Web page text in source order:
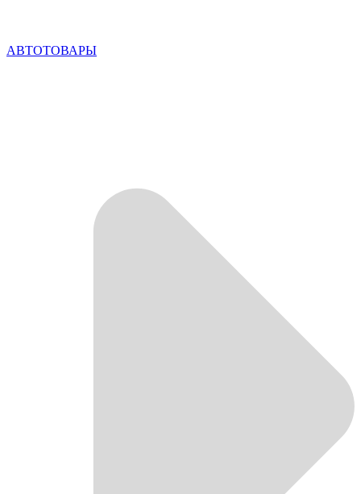
АВТОТОВАРЫ